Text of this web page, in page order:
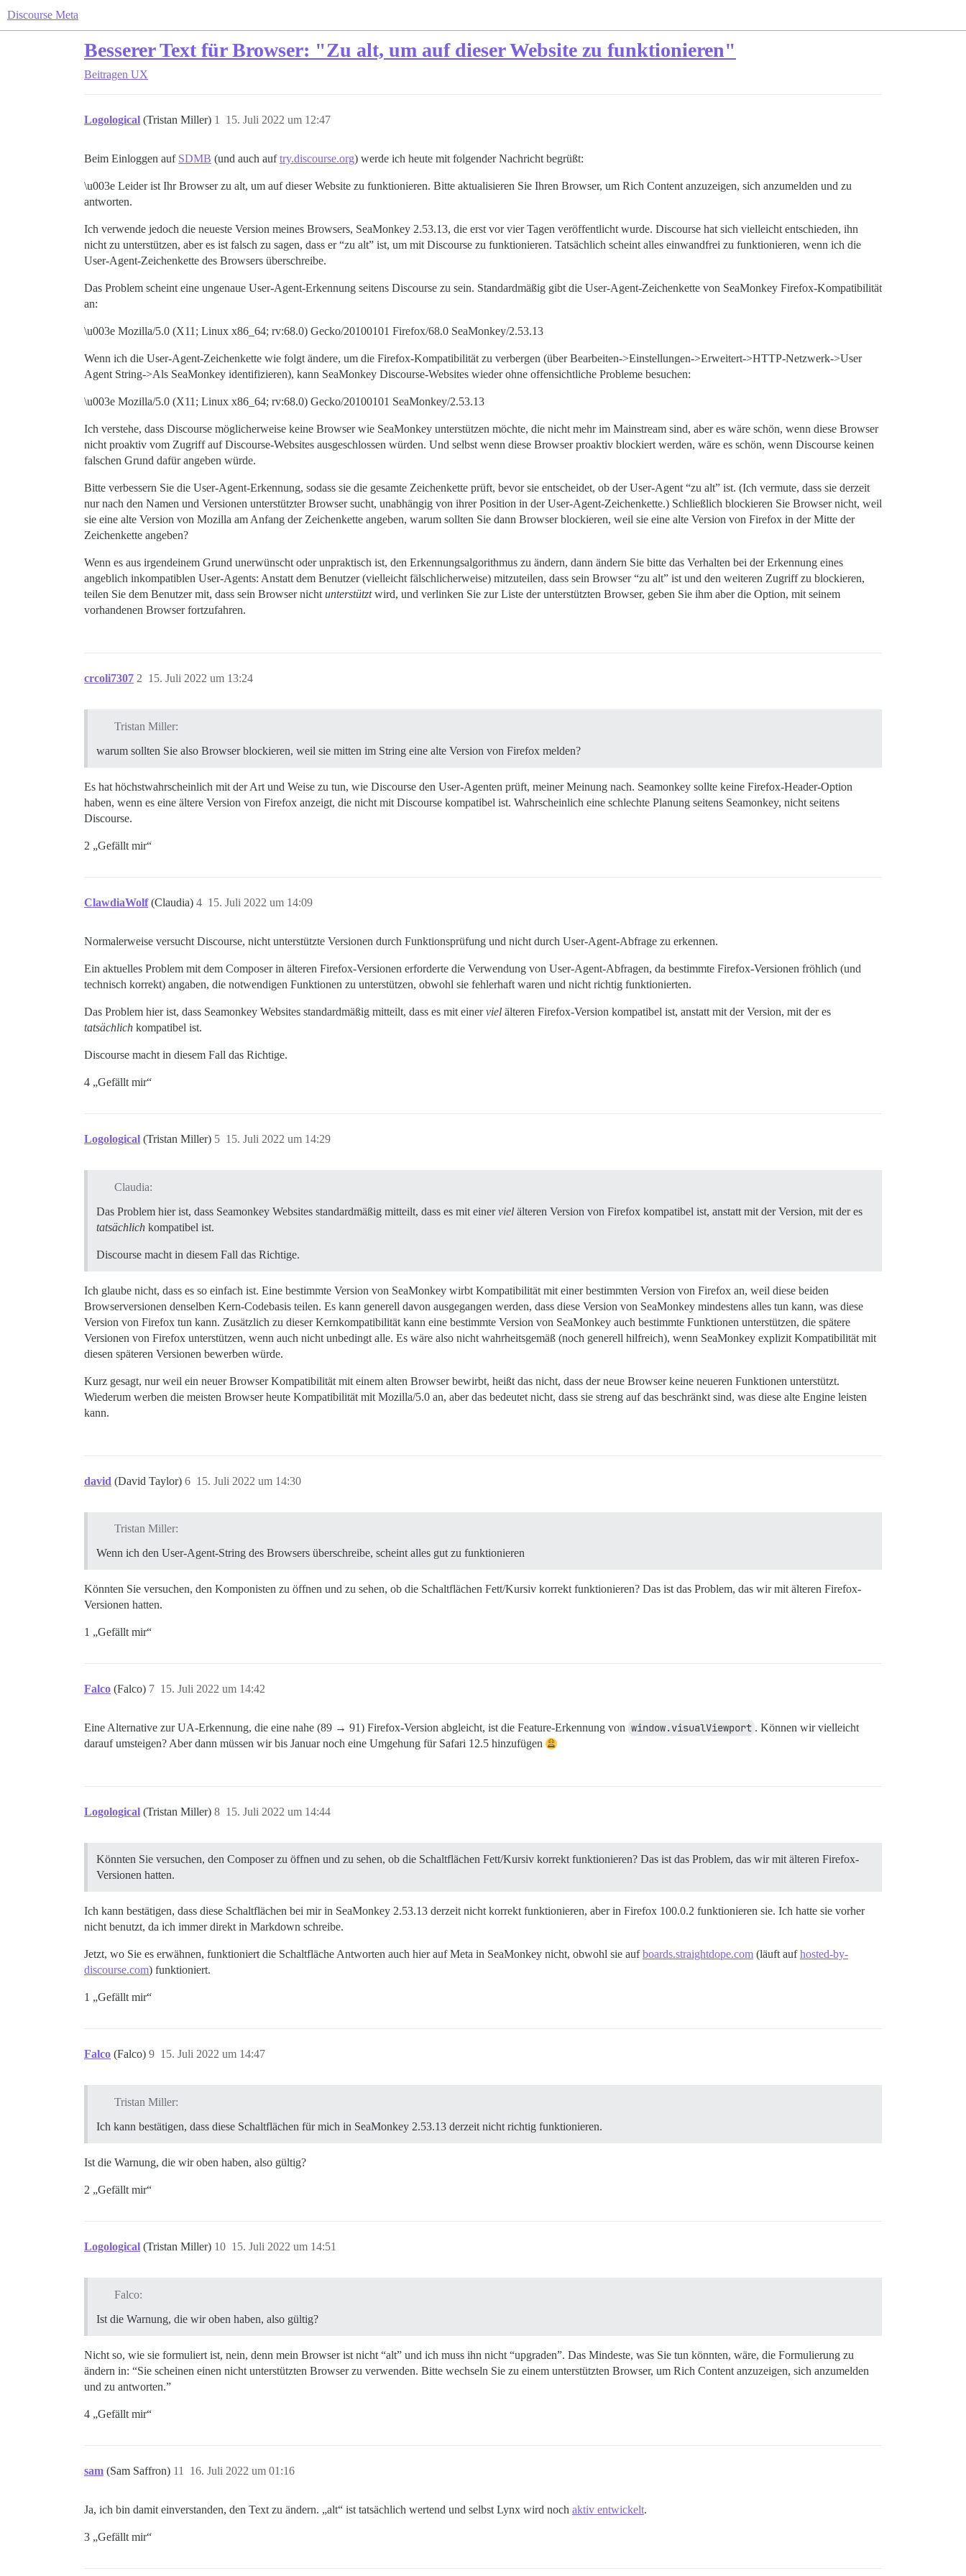
Discourse Meta
Besserer Text für Browser: "Zu alt, um auf dieser Website zu funktionieren"
Beitragen UX
Logological (Tristan Miller) 15. Juli 2022 um 12:47
1
Beim Einloggen auf SDMB (und auch auftry.discourse.org) werde ich heute mit folgender Nachricht begrüßt:
\u003e Leider ist Ihr Browser zu alt, um auf dieser Website zu funktionieren. Bitte aktualisieren Sie Ihren Browser, um Rich Content anzuzeigen, sich anzumelden und zu
antworten.
Ich verwende jedoch die neueste Version meines Browsers, SeaMonkey 2.53.13, die erst vor vier Tagen veröffentlicht wurde. Discourse hat sich vielleicht entschieden, ihn
nicht zu unterstützen, aber es ist falsch zu sagen, dass er “zu alt” ist, um mit Discourse zu funktionieren. Tatsächlich scheint alles einwandfrei zu funktionieren, wenn ich die
User-Agent-Zeichenkette des Browsers überschreibe.
Das Problem scheint eine ungenaue User-Agent-Erkennung seitens Discourse zu sein. Standardmäßig gibt die User-Agent-Zeichenkette von SeaMonkey Firefox-Kompatibilität
an:
\u003e Mozilla/5.0 (X11; Linux x86_64; rv:68.0) Gecko/20100101 Firefox/68.0 SeaMonkey/2.53.13
Wenn ich die User-Agent-Zeichenkette wie folgt ändere, um die Firefox-Kompatibilität zu verbergen (über Bearbeiten->Einstellungen->Erweitert->HTTP-Netzwerk->User
Agent String->Als SeaMonkey identifizieren), kann SeaMonkey Discourse-Websites wieder ohne offensichtliche Probleme besuchen:
\u003e Mozilla/5.0 (X11; Linux x86_64; rv:68.0) Gecko/20100101 SeaMonkey/2.53.13
Ich verstehe, dass Discourse möglicherweise keine Browser wie SeaMonkey unterstützen möchte, die nicht mehr im Mainstream sind, aber es wäre schön, wenn diese Browser
nicht proaktiv vom Zugriff auf Discourse-Websites ausgeschlossen würden. Und selbst wenn diese Browser proaktiv blockiert werden, wäre es schön, wenn Discourse keinen
falschen Grund dafür angeben würde.
Bitte verbessern Sie die User-Agent-Erkennung, sodass sie die gesamte Zeichenkette prüft, bevor sie entscheidet, ob der User-Agent “zu alt” ist. (Ich vermute, dass sie derzeit
nur nach den Namen und Versionen unterstützter Browser sucht, unabhängig von ihrer Position in der User-Agent-Zeichenkette.) Schließlich blockieren Sie Browser nicht, weil
sie eine alte Version von Mozilla am Anfang der Zeichenkette angeben, warum sollten Sie dann Browser blockieren, weil sie eine alte Version von Firefox in der Mitte der
Zeichenkette angeben?
Wenn es aus irgendeinem Grund unerwünscht oder unpraktisch ist, den Erkennungsalgorithmus zu ändern, dann ändern Sie bitte das Verhalten bei der Erkennung eines
angeblich inkompatiblen User-Agents: Anstatt dem Benutzer (vielleicht fälschlicherweise) mitzuteilen, dass sein Browser “zu alt” ist und den weiteren Zugriff zu blockieren,
teilen Sie dem Benutzer mit, dass sein Browser nicht unterstütztwird, und verlinken Sie zur Liste der unterstützten Browser, geben Sie ihm aber die Option, mit seinem
vorhandenen Browser fortzufahren.
crcoli7307 15. Juli 2022 um 13:24
2
Tristan Miller:
warum sollten Sie also Browser blockieren, weil sie mitten im String eine alte Version von Firefox melden?
Es hat höchstwahrscheinlich mit der Art und Weise zu tun, wie Discourse den User-Agenten prüft, meiner Meinung nach. Seamonkey sollte keine Firefox-Header-Option
haben, wenn es eine ältere Version von Firefox anzeigt, die nicht mit Discourse kompatibel ist. Wahrscheinlich eine schlechte Planung seitens Seamonkey, nicht seitens
Discourse.
2 „Gefällt mir“
ClawdiaWolf (Claudia) 15. Juli 2022 um 14:09
4
Normalerweise versucht Discourse, nicht unterstützte Versionen durch Funktionsprüfung und nicht durch User-Agent-Abfrage zu erkennen.
Ein aktuelles Problem mit dem Composer in älteren Firefox-Versionen erforderte die Verwendung von User-Agent-Abfragen, da bestimmte Firefox-Versionen fröhlich (und
technisch korrekt) angaben, die notwendigen Funktionen zu unterstützen, obwohl sie fehlerhaft waren und nicht richtig funktionierten.
Das Problem hier ist, dass Seamonkey Websites standardmäßig mitteilt, dass es mit einerviel älteren Firefox-Version kompatibel ist, anstatt mit der Version, mit der es
tatsächlich kompatibel ist.
Discourse macht in diesem Fall das Richtige.
4 „Gefällt mir“
Logological (Tristan Miller) 15. Juli 2022 um 14:29
5
Claudia:
Das Problem hier ist, dass Seamonkey Websites standardmäßig mitteilt, dass es mit einerviel älteren Version von Firefox kompatibel ist, anstatt mit der Version, mit der es
tatsächlich kompatibel ist.
Discourse macht in diesem Fall das Richtige.
Ich glaube nicht, dass es so einfach ist. Eine bestimmte Version von SeaMonkey wirbt Kompatibilität mit einer bestimmten Version von Firefox an, weil diese beiden
Browserversionen denselben Kern-Codebasis teilen. Es kann generell davon ausgegangen werden, dass diese Version von SeaMonkey mindestens alles tun kann, was diese
Version von Firefox tun kann. Zusätzlich zu dieser Kernkompatibilität kann eine bestimmte Version von SeaMonkey auch bestimmte Funktionen unterstützen, die spätere
Versionen von Firefox unterstützen, wenn auch nicht unbedingt alle. Es wäre also nicht wahrheitsgemäß (noch generell hilfreich), wenn SeaMonkey explizit Kompatibilität mit
diesen späteren Versionen bewerben würde.
Kurz gesagt, nur weil ein neuer Browser Kompatibilität mit einem alten Browser bewirbt, heißt das nicht, dass der neue Browser keine neueren Funktionen unterstützt.
Wiederum werben die meisten Browser heute Kompatibilität mit Mozilla/5.0 an, aber das bedeutet nicht, dass sie streng auf das beschränkt sind, was diese alte Engine leisten
kann.
david (David Taylor) 15. Juli 2022 um 14:30
6
Tristan Miller:
Wenn ich den User-Agent-String des Browsers überschreibe, scheint alles gut zu funktionieren
Könnten Sie versuchen, den Komponisten zu öffnen und zu sehen, ob die Schaltflächen Fett/Kursiv korrekt funktionieren? Das ist das Problem, das wir mit älteren Firefox-
Versionen hatten.
1 „Gefällt mir“
Falco (Falco) 15. Juli 2022 um 14:42
7
Eine Alternative zur UA-Erkennung, die eine nahe (89 → 91) Firefox-Version abgleicht, ist die Feature-Erkennung von window.visualViewport . Können wir vielleicht
darauf umsteigen? Aber dann müssen wir bis Januar noch eine Umgehung für Safari 12.5 hinzufügen
Logological (Tristan Miller) 15. Juli 2022 um 14:44
8
Könnten Sie versuchen, den Composer zu öffnen und zu sehen, ob die Schaltflächen Fett/Kursiv korrekt funktionieren? Das ist das Problem, das wir mit älteren Firefox-
Versionen hatten.
Ich kann bestätigen, dass diese Schaltflächen bei mir in SeaMonkey 2.53.13 derzeit nicht korrekt funktionieren, aber in Firefox 100.0.2 funktionieren sie. Ich hatte sie vorher
nicht benutzt, da ich immer direkt in Markdown schreibe.
Jetzt, wo Sie es erwähnen, funktioniert die Schaltfläche Antworten auch hier auf Meta in SeaMonkey nicht, obwohl sie aufboards.straightdope.com (läuft aufhosted-by-
discourse.com) funktioniert.
1 „Gefällt mir“
Falco (Falco) 15. Juli 2022 um 14:47
9
Tristan Miller:
Ich kann bestätigen, dass diese Schaltflächen für mich in SeaMonkey 2.53.13 derzeit nicht richtig funktionieren.
Ist die Warnung, die wir oben haben, also gültig?
2 „Gefällt mir“
Logological (Tristan Miller) 15. Juli 2022 um 14:51
10
Falco:
Ist die Warnung, die wir oben haben, also gültig?
Nicht so, wie sie formuliert ist, nein, denn mein Browser ist nicht “alt” und ich muss ihn nicht “upgraden”. Das Mindeste, was Sie tun könnten, wäre, die Formulierung zu
ändern in: “Sie scheinen einen nicht unterstützten Browser zu verwenden. Bitte wechseln Sie zu einem unterstützten Browser, um Rich Content anzuzeigen, sich anzumelden
und zu antworten.”
4 „Gefällt mir“
sam (Sam Saffron) 16. Juli 2022 um 01:16
11
Ja, ich bin damit einverstanden, den Text zu ändern. „alt“ ist tatsächlich wertend und selbst Lynx wird noch aktiv entwickelt.
3 „Gefällt mir“